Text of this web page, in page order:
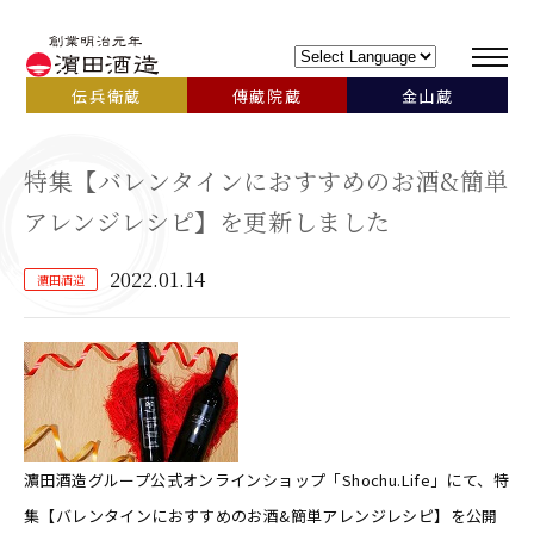
伝兵衛蔵 傳藏院蔵 金山蔵
特集【バレンタインにおすすめのお酒&簡単
アレンジレシピ】を更新しました
濵田酒造 2022.01.14
濵田酒造グループ公式オンラインショップ「Shochu.Life」にて、特
集【バレンタインにおすすめのお酒&簡単アレンジレシピ】を公開